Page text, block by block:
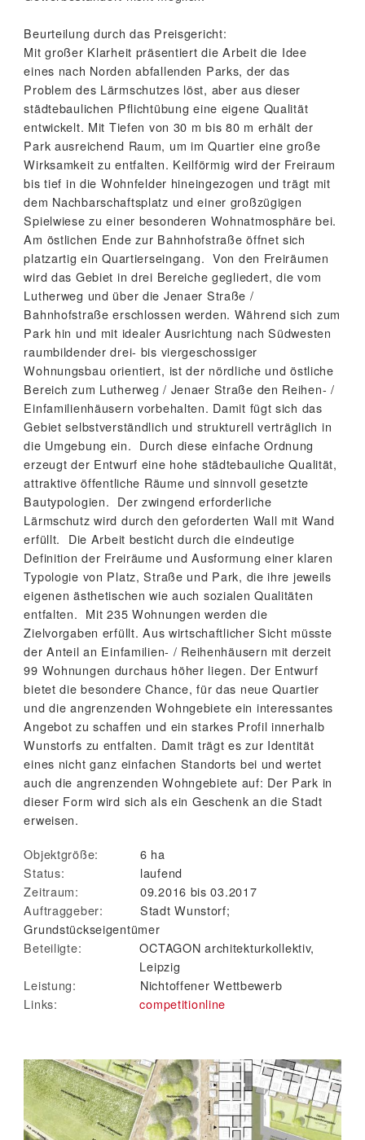
Beurteilung durch das Preisgericht:
Mit großer Klarheit präsentiert die Arbeit die Idee
eines nach Norden abfallenden Parks, der das
Problem des Lärmschutzes löst, aber aus dieser
städtebaulichen Pflichtübung eine eigene Qualität
entwickelt. Mit Tiefen von 30 m bis 80 m erhält der
Park ausreichend Raum, um im Quartier eine große
Wirksamkeit zu entfalten. Keilförmig wird der Freiraum
bis tief in die Wohnfelder hineingezogen und trägt mit
dem Nachbarschaftsplatz und einer großzügigen
Spielwiese zu einer besonderen Wohnatmosphäre bei.
Am östlichen Ende zur Bahnhofstraße öffnet sich
platzartig ein Quartierseingang. Von den Freiräumen
wird das Gebiet in drei Bereiche gegliedert, die vom
Lutherweg und über die Jenaer Straße /
Bahnhofstraße erschlossen werden. Während sich zum
Park hin und mit idealer Ausrichtung nach Südwesten
raumbildender drei- bis viergeschossiger
Wohnungsbau orientiert, ist der nördliche und östliche
Bereich zum Lutherweg / Jenaer Straße den Reihen- /
Einfamilienhäusern vorbehalten. Damit fügt sich das
Gebiet selbstverständlich und strukturell verträglich in
die Umgebung ein. Durch diese einfache Ordnung
erzeugt der Entwurf eine hohe städtebauliche Qualität,
attraktive öffentliche Räume und sinnvoll gesetzte
Bautypologien. Der zwingend erforderliche
Lärmschutz wird durch den geforderten Wall mit Wand
erfüllt. Die Arbeit besticht durch die eindeutige
Definition der Freiräume und Ausformung einer klaren
Typologie von Platz, Straße und Park, die ihre jeweils
eigenen ästhetischen wie auch sozialen Qualitäten
entfalten. Mit 235 Wohnungen werden die
Zielvorgaben erfüllt. Aus wirtschaftlicher Sicht müsste
der Anteil an Einfamilien- / Reihenhäusern mit derzeit
99 Wohnungen durchaus höher liegen. Der Entwurf
bietet die besondere Chance, für das neue Quartier
und die angrenzenden Wohngebiete ein interessantes
Angebot zu schaffen und ein starkes Profil innerhalb
Wunstorfs zu entfalten. Damit trägt es zur Identität
eines nicht ganz einfachen Standorts bei und wertet
auch die angrenzenden Wohngebiete auf: Der Park in
dieser Form wird sich als ein Geschenk an die Stadt
erweisen.
Objektgröße:
6 ha
Status:
laufend
Zeitraum:
09.2016 bis 03.2017
Auftraggeber:
Stadt Wunstorf;
Grundstückseigentümer
Beteiligte:
OCTAGON architekturkollektiv,
Leipzig
Leistung:
Nichtoffener Wettbewerb
Links:
competitionline